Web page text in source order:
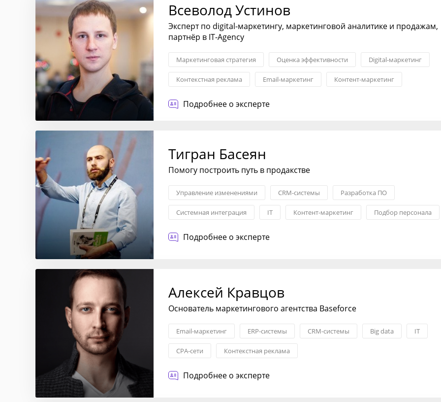
Всеволод Устинов
Эксперт по digital-маркетингу, маркетинговой аналитике и продажам,
партнёр в IT-Agency
Маркетинговая стратегия Оценка эффективности Digital-маркетинг
Контекстная реклама Email-маркетинг Контент-маркетинг
Поисковая оптимизация
Подробнее о эксперте
Тигран Басеян
Помогу построить путь в продакстве
Управление изменениями CRM-системы Разработка ПО
Системная интеграция IT Контент-маркетинг Подбор персонала
Подробнее о эксперте
Алексей Кравцов
Основатель маркетингового агентства Baseforce
Email-маркетинг ERP-системы CRM-системы Big data IT
CPA-сети Контекстная реклама
Подробнее о эксперте